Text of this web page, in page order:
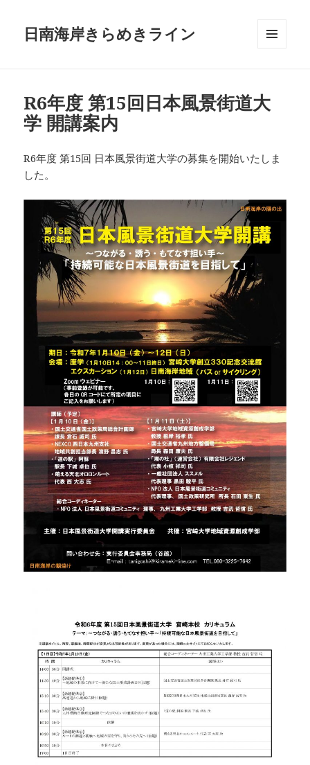
日南海岸きらめきライン
R6年度 第15回日本風景街道大
学 開講案内
R6年度 第15回 日本風景街道大学の募集を開始いたしま
した。